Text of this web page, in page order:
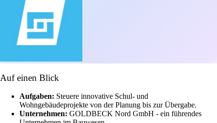
Auf einen Blick
Aufgaben: Steuere innovative Schul- und
Wohngebäudeprojekte von der Planung bis zur Übergabe.
Unternehmen: GOLDBECK Nord GmbH - ein führendes